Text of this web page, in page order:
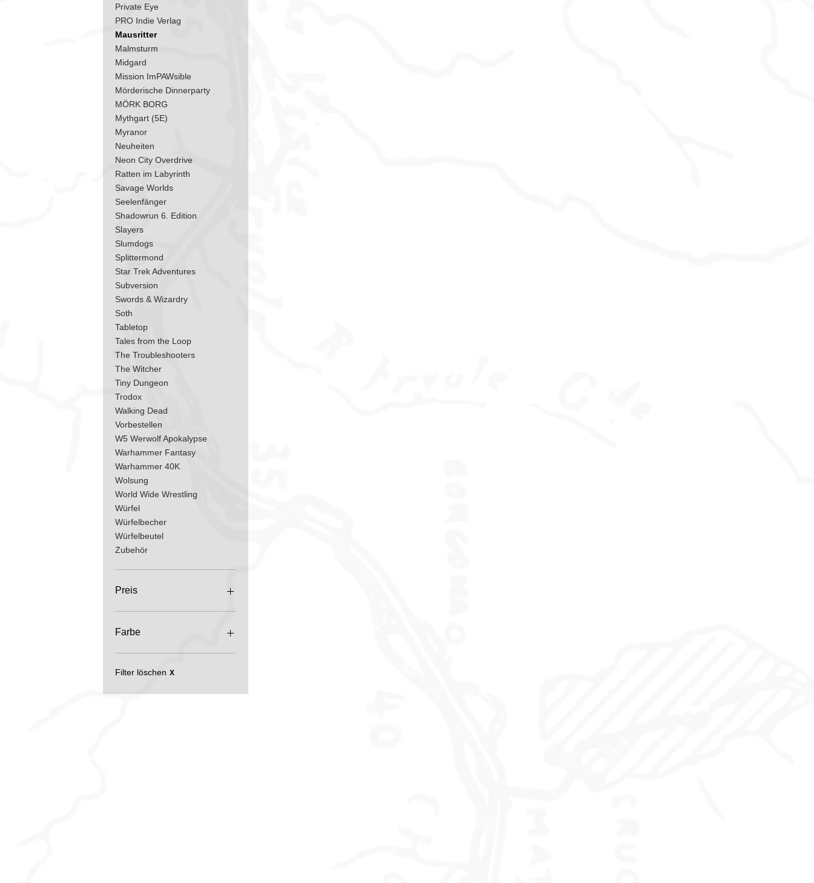
Private Eye
PRO Indie Verlag
Mausritter
Malmsturm
Midgard
Mission ImPAWsible
Mörderische Dinnerparty
MÖRK BORG
Mythgart (5E)
Myranor
Neuheiten
Neon City Overdrive
​​​​​​​Ratten im Labyrinth
Savage Worlds
Seelenfänger
Shadowrun 6. Edition
Slayers
Slumdogs
Splittermond
Star Trek Adventures
Subversion
Swords & Wizardry
Soth
Tabletop
Tales from the Loop
The Troubleshooters
The Witcher
Tiny Dungeon
Trodox
Walking Dead
Vorbestellen
W5 Werwolf Apokalypse
Warhammer Fantasy
Warhammer 40K
Wolsung
World Wide Wrestling
Würfel
Würfelbecher
Würfelbeutel
Zubehör
Preis
Farbe
Filter löschen X